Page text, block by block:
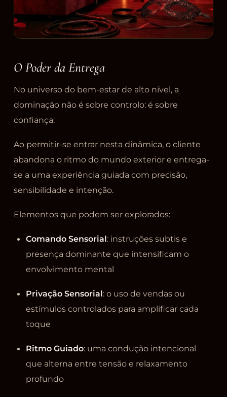
O Poder da Entrega
No universo do bem-estar de alto nível, a
dominação não é sobre controlo: é sobre
confiança.
Ao permitir-se entrar nesta dinâmica, o cliente
abandona o ritmo do mundo exterior e entrega-
se a uma experiência guiada com precisão,
sensibilidade e intenção.
Elementos que podem ser explorados:
Comando Sensorial: instruções subtis e
presença dominante que intensificam o
envolvimento mental
Privação Sensorial: o uso de vendas ou
estímulos controlados para amplificar cada
toque
Ritmo Guiado: uma condução intencional
que alterna entre tensão e relaxamento
profundo